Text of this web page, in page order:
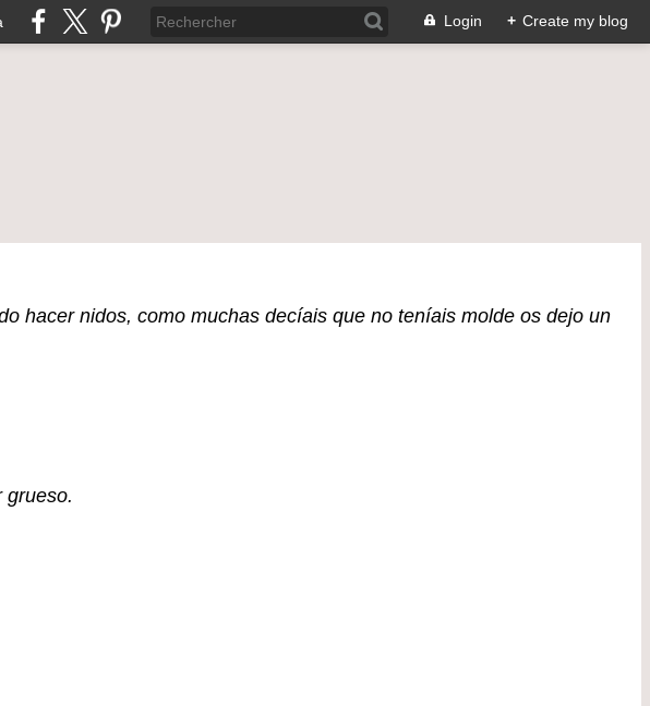
Login + Create my blog
hacer nidos, como muchas decíais que no teníais molde os dejo un
grueso.